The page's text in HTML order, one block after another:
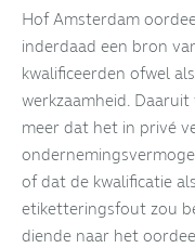
Hof Amsterdam
inderdaad een bron
kwalificeerden ofwel
werkzaamheid.
meer dat het in privé
of dat de kwalificatie
etiketteringsfout zou
diende naar het